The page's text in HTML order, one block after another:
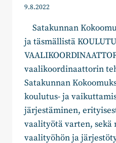
9.8.2022
Satakunnan
ja täsmällistä
vaalikoordinaattorin
Satakunnan
koulutus- ja
järjestäminen,
vaalityötä varten, sekä
vaalityöhön ja